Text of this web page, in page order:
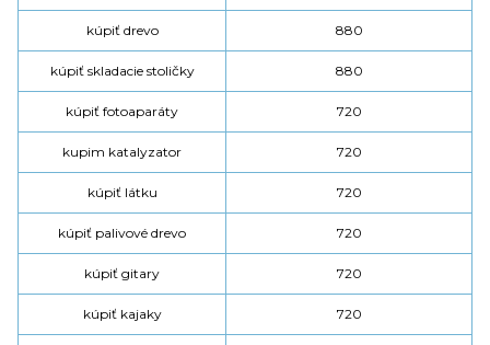
kúpiť drevo 880
kúpiť skladacie stoličky 880
kúpiť fotoaparáty 720
kupim katalyzator 720
kúpiť látku 720
kúpiť palivové drevo 720
kúpiť gitary 720
kúpiť kajaky 720